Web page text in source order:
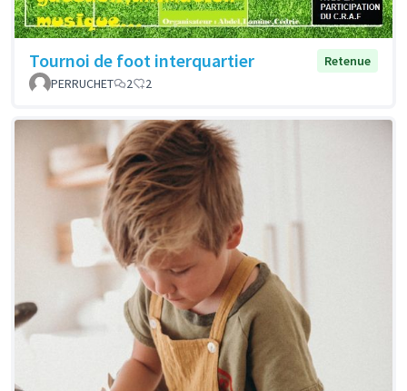
Tournoi de foot interquartier
Retenue
PERRUCHET
2 2